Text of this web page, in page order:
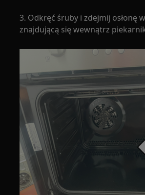
3. Odkręć śruby i zdejmij osłonę
znajdującą się wewnątrz